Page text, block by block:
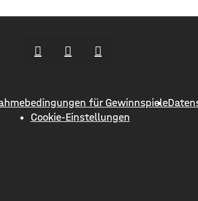
und
20.000 Euro entfallen auf
Hinspiel in Leipzig am 28.
für Gewinnspiele
Cookie-Einstellungen